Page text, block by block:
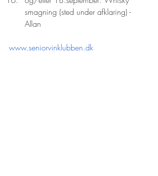
smagning (sted under afklaring) -
Allan
www.seniorvinklubben.dk